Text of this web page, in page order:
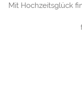
Mit Hochzeitsglück